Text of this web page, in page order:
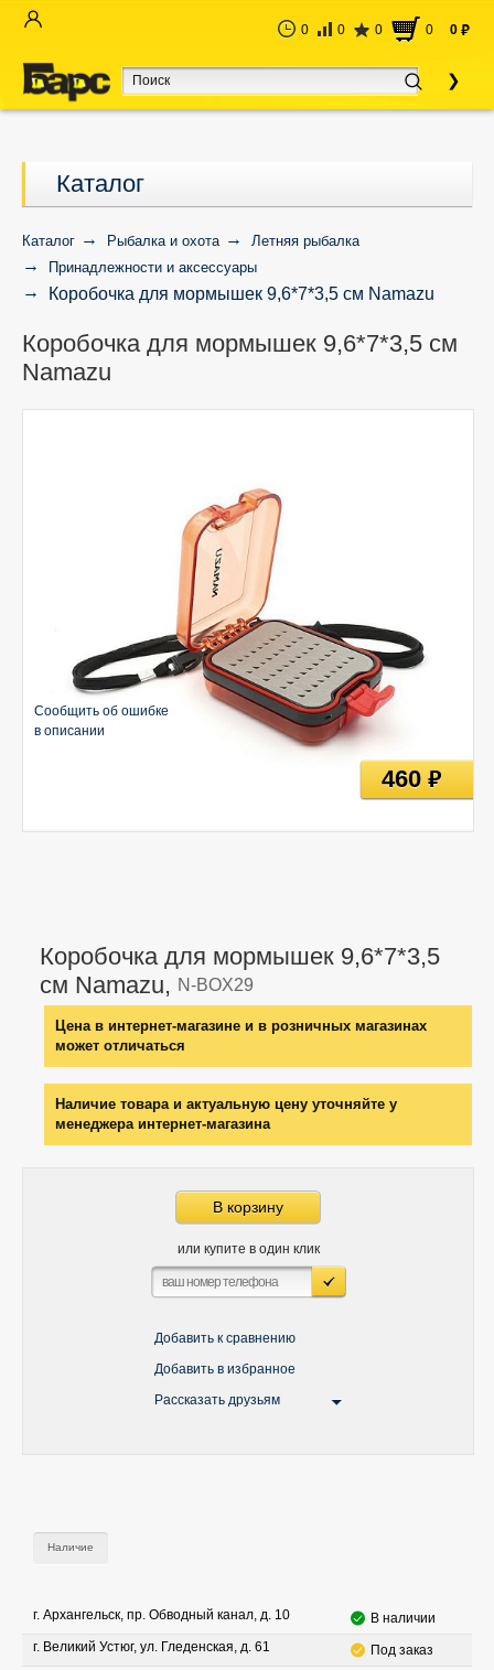
0 0 0 0 0 руб
Каталог
Каталог Рыбалка и охота
Летняя рыбалка
Принадлежности и аксессуары
Коробочка для мормышек 9,6*7*3,5 см Namazu
Коробочка для мормышек 9,6*7*3,5 см
Namazu
Коробочка для мормышек 9,6*7*3,5
см Namazu, N-BOX29
Цена в интернет-магазине и в розничных магазинах
может отличаться
Наличие товара и актуальную цену уточняйте у
менеджера интернет-магазина
В корзину
или купите в один клик
Добавить к сравнению
Добавить в избранное
Рассказать друзьям
Сообщить об ошибке
в описании
460руб
Наличие
г. Архангельск, пр. Обводный канал, д. 10
В наличии
г. Великий Устюг, ул. Гледенская, д. 61
Под заказ